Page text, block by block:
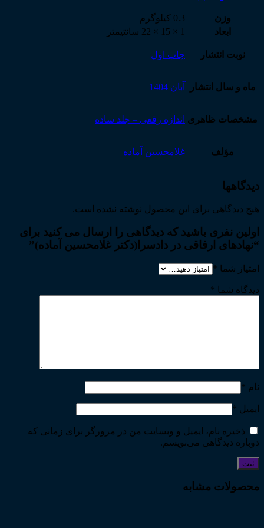
وزن
0.3 کیلوگرم
ابعاد
1 × 15 × 22 سانتیمتر
نوبت انتشار چاپ اول
ماه و سال انتشار آبان 1404
مشخصات ظاهری اندازه رقعی – جلد ساده
مؤلف غلامحسین آماده
دیدگاهها
هیچ دیدگاهی برای این محصول نوشته نشده است.
اولین نفری باشید که دیدگاهی را ارسال می کنید برای
“نهادهای ارفاقی در دادسرا(دکتر غلامحسین آماده)”
امتیاز شما *
دیدگاه شما *
نام *
ایمیل *
ذخیره نام، ایمیل و وبسایت من در مرورگر برای زمانی که
دوباره دیدگاهی می‌نویسم.
محصولات مشابه